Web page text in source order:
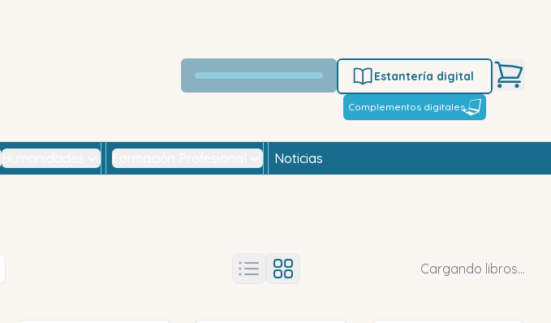
Estantería digital
Complementos digitales
Noticias
Cargando libros...